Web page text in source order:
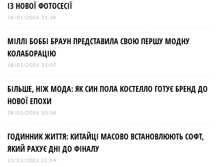
ІЗ НОВОЇ ФОТОСЕСІЇ
18/01/2026 21:18
МІЛЛІ БОББІ БРАУН ПРЕДСТАВИЛА СВОЮ ПЕРШУ МОДНУ
КОЛАБОРАЦІЮ
18/01/2026 21:07
БІЛЬШЕ, НІЖ МОДА: ЯК СИН ПОЛА КОСТЕЛЛО ГОТУЄ БРЕНД ДО
НОВОЇ ЕПОХИ
18/01/2026 20:58
ГОДИННИК ЖИТТЯ: КИТАЙЦІ МАСОВО ВСТАНОВЛЮЮТЬ СОФТ,
ЯКИЙ РАХУЄ ДНІ ДО ФІНАЛУ
13/01/2026 22:09